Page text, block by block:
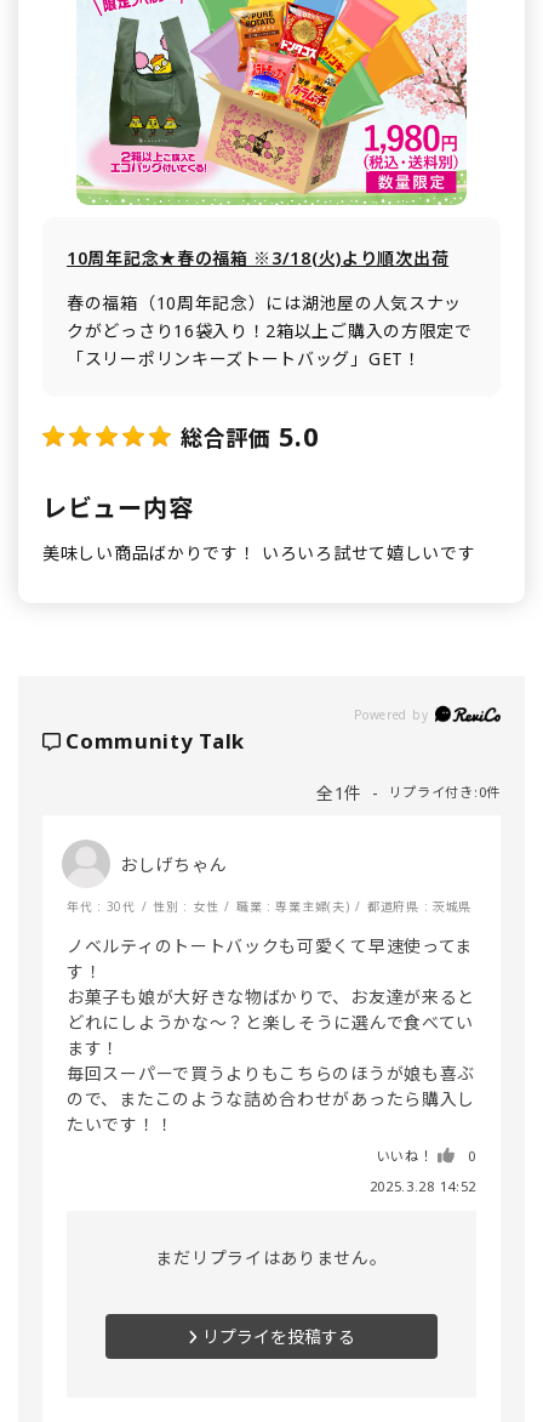
10周年記念★春の福箱 ※3/18(火)より順次出荷
春の福箱（10周年記念）には湖池屋の人気スナッ
クがどっさり16袋入り！2箱以上ご購入の方限定で
「スリーポリンキーズトートバッグ」GET！
総合評価 5.0
レビュー内容
美味しい商品ばかりです！ いろいろ試せて嬉しいです
Powered by
Community Talk
全1件 リプライ付き:0件
おしげちゃん
年代 : 30代 性別 : 女性 職業 : 専業主婦(夫) 都道府県 : 茨城県
ノベルティのトートバックも可愛くて早速使ってま
す！
お菓子も娘が大好きな物ばかりで、お友達が来ると
どれにしようかな〜？と楽しそうに選んで食べてい
ます！
毎回スーパーで買うよりもこちらのほうが娘も喜ぶ
ので、またこのような詰め合わせがあったら購入し
たいです！！
いいね！
0
2025.3.28 14:52
まだリプライはありません。
リプライを投稿する